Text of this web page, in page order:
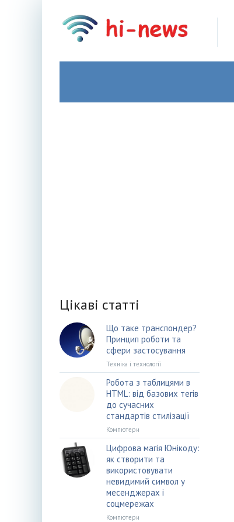
Цікаві статті
Що таке транспондер?
Принцип роботи та
сфери застосування
Техніка і технології
Робота з таблицями в
HTML: від базових тегів
до сучасних
стандартів стилізації
Компютери
Цифрова магія Юнікоду:
як створити та
використовувати
невидимий символ у
месенджерах і
соцмережах
Компютери